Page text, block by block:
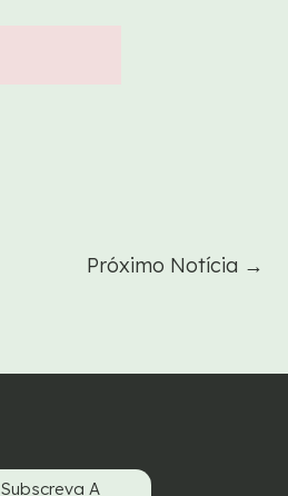
Próximo Notícia →
Subscreva A